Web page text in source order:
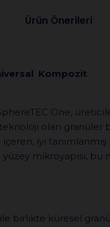
Ürün Önerileri
Kompozit
One,
olan granüler
iyi
mikroyapısı,
birlikte küresel